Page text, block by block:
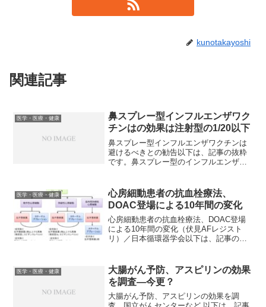
kunotakayoshi
関連記事
医学・医療・健康
鼻スプレー型インフルエンザワク
チンはの効果は注射型の1/20以下
鼻スプレー型インフルエンザワクチンは
避けるべきとの勧告以下は、記事の抜粋
です。鼻スプレー型のインフルエンザワ
（AAP）が発表した。AAPによると、
2016～17年のインフルエ...
医学・医療・健康
心房細動患者の抗血栓療法、
DOAC登場による10年間の変化
心房細動患者の抗血栓療法、DOAC登場
による10年間の変化（伏見AFレジスト
リ）／日本循環器学会以下は、記事の抜
ストリは、京都市伏見区で2011年3月から
実施されて...
医学・医療・健康
大腸がん予防、アスピリンの効果
を調査—今更？
大腸がん予防、アスピリンの効果を調